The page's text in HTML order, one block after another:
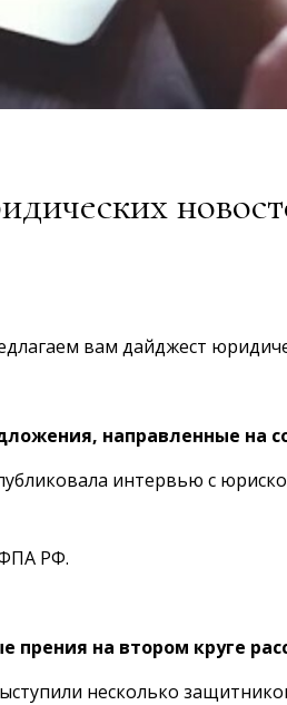
вам дайджест
направленные на
интервью с
РФ.
прения на втором круге
несколько